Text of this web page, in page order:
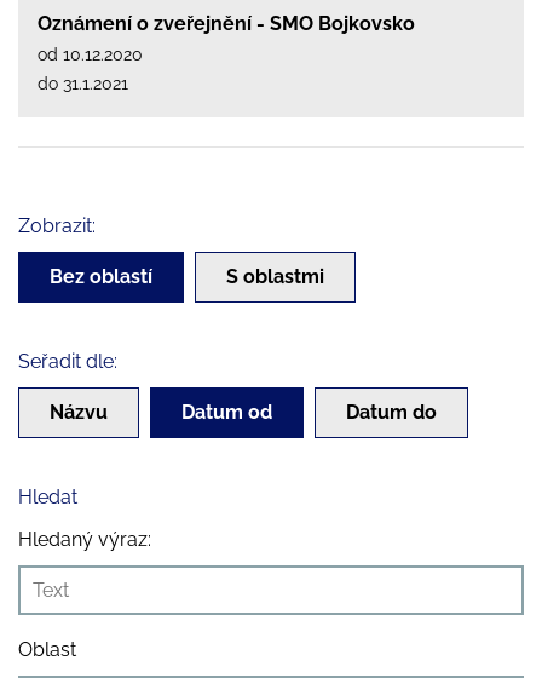
Oznámení o zveřejnění - SMO Bojkovsko
od 10.12.2020
do 31.1.2021
Zobrazit:
Bez oblastí S oblastmi
Seřadit dle:
Názvu Datum od Datum do
Hledat
Hledaný výraz:
Oblast